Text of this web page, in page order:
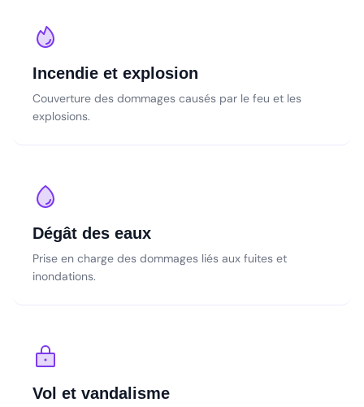
Incendie et explosion
Couverture des dommages causés par le feu et les
explosions.
Dégât des eaux
Prise en charge des dommages liés aux fuites et
inondations.
Vol et vandalisme